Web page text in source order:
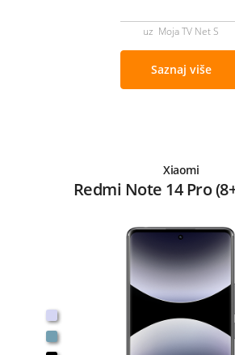
uz Moja TV Net S
Saznaj više
Xiaomi
Redmi Note 14 Pro